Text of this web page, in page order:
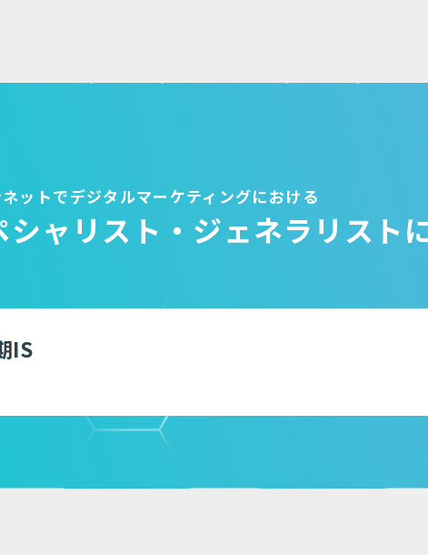
ットでデジタルマーケティングにおける
シャリスト ・ジェネラリスト
IS